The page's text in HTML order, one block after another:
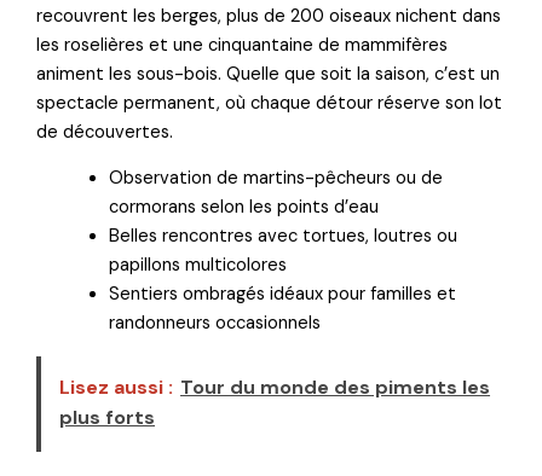
recouvrent les berges, plus de 200 oiseaux nichent dans
les roselières et une cinquantaine de mammifères
animent les sous-bois. Quelle que soit la saison, c’est un
spectacle permanent, où chaque détour réserve son lot
de découvertes.
Observation de martins-pêcheurs ou de
cormorans selon les points d’eau
Belles rencontres avec tortues, loutres ou
papillons multicolores
Sentiers ombragés idéaux pour familles et
randonneurs occasionnels
Lisez aussi : Tour du monde des piments les
plus forts